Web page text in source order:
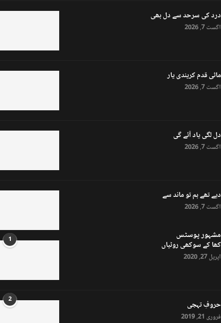
درد کی سرحد سے دل بھی
اگست 7, 2026
ماٹی قدم کریندی یار
اگست 7, 2026
دل لگی یاد آئے گی
اگست 7, 2026
دیے تھے ہم تو ماند سے
اگست 7, 2026
مشہور پوسٹس 1 کھا کے سوکھی روٹیاں
اپریل 27, 2020
2 حروفِ تہجی
فروری 21, 2019